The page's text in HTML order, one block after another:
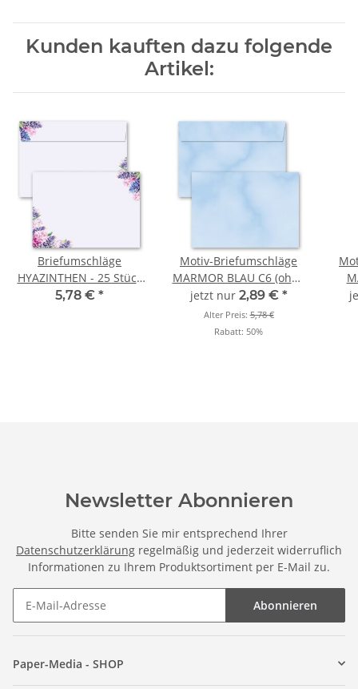
Kunden kauften dazu folgende
Artikel:
Briefumschläge
HYAZINTHEN - 25 Stück
C6 (ohne Fenster)
5,78 € *
Motiv-Briefumschläge
MARMOR BLAU C6 (ohne
Fenster) 25
Briefumschläge
jetzt nur 2,89 € *
Alter Preis:5,78 €
Rabatt: 50%
Newsletter Abonnieren
Bitte senden Sie mir entsprechend Ihrer
Datenschutzerklärung regelmäßig und jederzeit widerruflich
Informationen zu Ihrem Produktsortiment per E-Mail zu.
Abonnieren
Paper-Media - SHOP